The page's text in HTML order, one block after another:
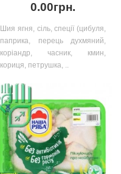
0.00грн.
Шия ягня, сіль, спеції (цибуля,
паприка, перець духмяний,
коріандр, часник, кмин,
кориця, петрушка, ..